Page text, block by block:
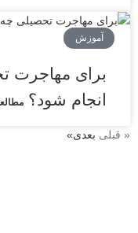
آموزش
برای مهاجرت
انجام شود؟
« قبلی بعدی»